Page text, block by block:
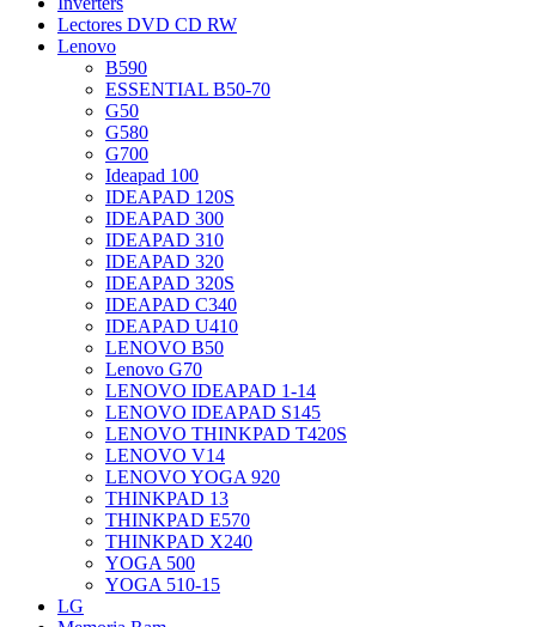
Lectores DVD CD RW
Lenovo
B590
ESSENTIAL B50-70
G50
G580
G700
Ideapad 100
IDEAPAD 120S
IDEAPAD 300
IDEAPAD 310
IDEAPAD 320
IDEAPAD 320S
IDEAPAD C340
IDEAPAD U410
LENOVO B50
Lenovo G70
LENOVO IDEAPAD 1-14
LENOVO IDEAPAD S145
LENOVO THINKPAD T420S
LENOVO V14
LENOVO YOGA 920
THINKPAD 13
THINKPAD E570
THINKPAD X240
YOGA 500
YOGA 510-15
LG